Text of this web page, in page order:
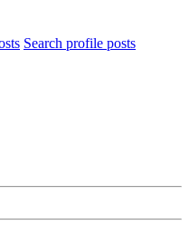
Search profile posts